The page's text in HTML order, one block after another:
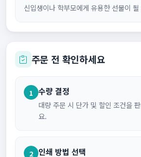
신입생이나 학부모에게 유용한 선물이
주문 전 확인하세요
1 수량 결정
대량 주문 시 단가 및 할인 조건을
요.
2 인쇄 방법 선택